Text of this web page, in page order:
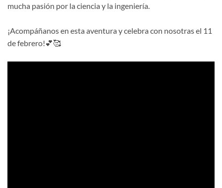
mucha pasión por la ciencia y la ingeniería.
¡Acompáñanos en esta aventura y celebra con nosotras el 11
de febrero!💕🥰